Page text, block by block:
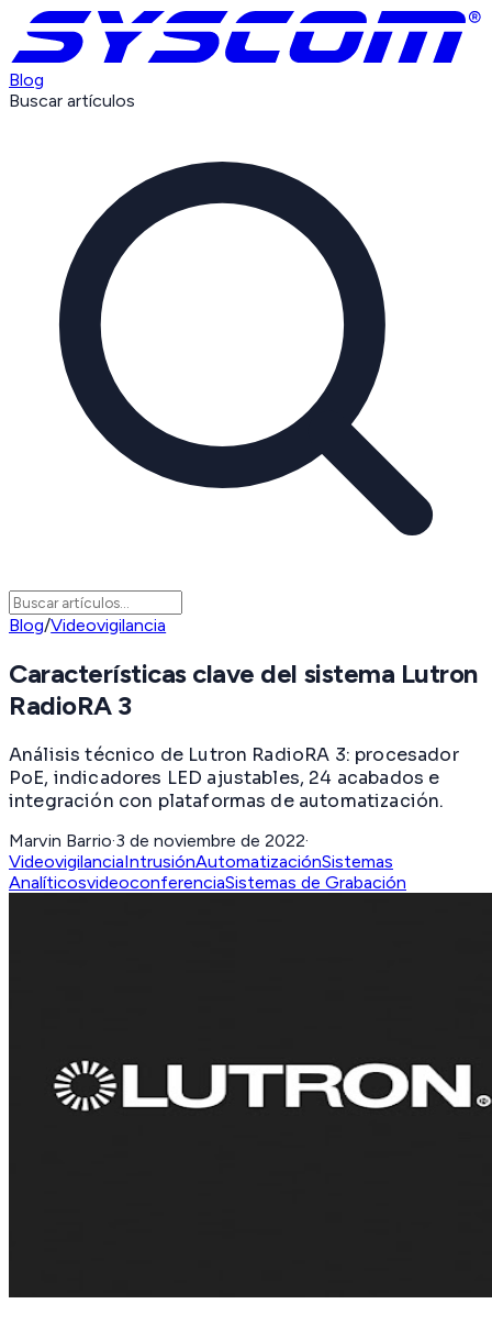
Blog
Buscar artículos
Blog/Videovigilancia
Características clave del sistema Lutron
RadioRA 3
Análisis técnico de Lutron RadioRA 3: procesador
PoE, indicadores LED ajustables, 24 acabados e
integración con plataformas de automatización.
Marvin Barrio·3 de noviembre de 2022·
VideovigilanciaIntrusiónAutomatizaciónSistemas
AnalíticosvideoconferenciaSistemas de Grabación